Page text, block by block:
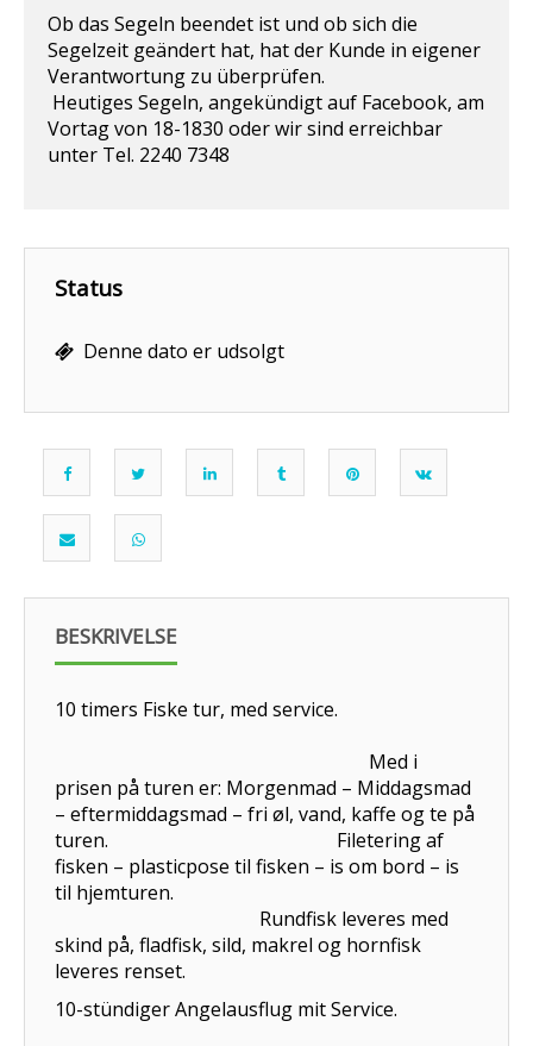
Ob das Segeln beendet ist und ob sich die
Segelzeit geändert hat, hat der Kunde in eigener
Verantwortung zu überprüfen.
Heutiges Segeln, angekündigt auf Facebook, am
Vortag von 18-1830 oder wir sind erreichbar
unter Tel. 2240 7348
Status
Denne dato er udsolgt
BESKRIVELSE
10 timers Fiske tur, med service.
Med i
prisen på turen er: Morgenmad – Middagsmad
– eftermiddagsmad – fri øl, vand, kaffe og te på
turen. Filetering af
fisken – plasticpose til fisken – is om bord – is
til hjemturen.
Rundfisk leveres med
skind på, fladfisk, sild, makrel og hornfisk
leveres renset.
10-stündiger Angelausflug mit Service.